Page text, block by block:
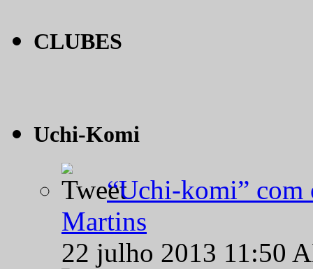
CLUBES
Uchi-Komi
“Uchi-komi” com
Martins
22 julho 2013 11:50